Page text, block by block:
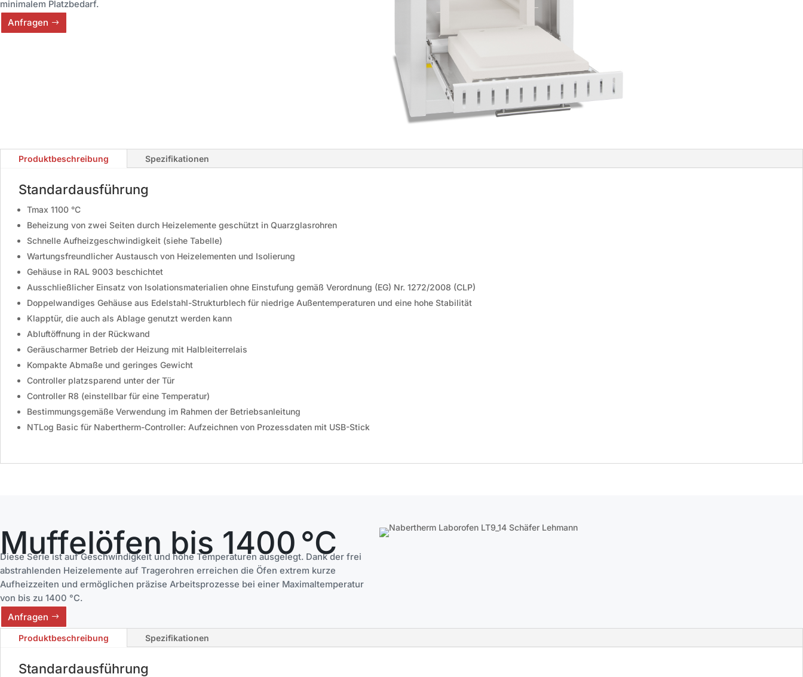
minimalem Platzbedarf.
Anfragen
Produktbeschreibung Spezifikationen
Standardausführung
Tmax 1100 °C
Beheizung von zwei Seiten durch Heizelemente geschützt in Quarzglasrohren
Schnelle Aufheizgeschwindigkeit (siehe Tabelle)
Wartungsfreundlicher Austausch von Heizelementen und Isolierung
Gehäuse in RAL 9003 beschichtet
Ausschließlicher Einsatz von Isolationsmaterialien ohne Einstufung gemäß Verordnung (EG) Nr. 1272/2008 (CLP)
Doppelwandiges Gehäuse aus Edelstahl-Strukturblech für niedrige Außentemperaturen und eine hohe Stabilität
Klapptür, die auch als Ablage genutzt werden kann
Abluftöffnung in der Rückwand
Geräuscharmer Betrieb der Heizung mit Halbleiterrelais
Kompakte Abmaße und geringes Gewicht
Controller platzsparend unter der Tür
Controller R8 (einstellbar für eine Temperatur)
Bestimmungsgemäße Verwendung im Rahmen der Betriebsanleitung
NTLog Basic für Nabertherm-Controller: Aufzeichnen von Prozessdaten mit USB-Stick
Muffelöfen bis 1400 °C
Diese Serie ist auf Geschwindigkeit und hohe Temperaturen ausgelegt. Dank der frei
abstrahlenden Heizelemente auf Tragerohren erreichen die Öfen extrem kurze
Aufheizzeiten und ermöglichen präzise Arbeitsprozesse bei einer Maximaltemperatur
von bis zu 1400 °C.
Anfragen
Produktbeschreibung Spezifikationen
Standardausführung